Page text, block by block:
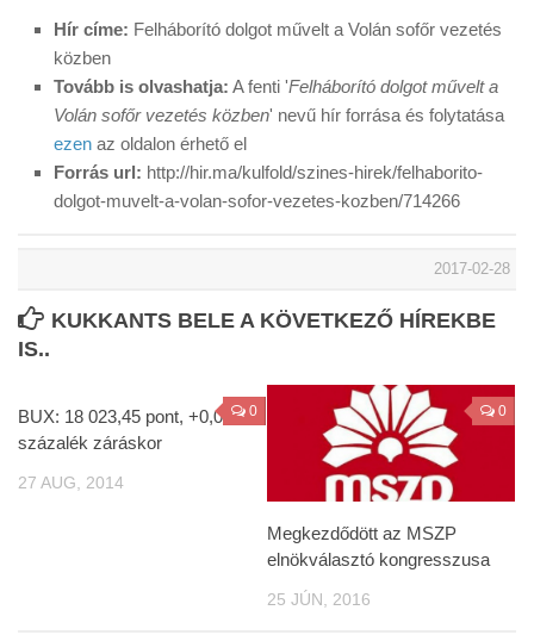
Hír címe: Felháborító dolgot művelt a Volán sofőr vezetés
közben
Tovább is olvashatja: A fenti 'Felháborító dolgot művelt a
Volán sofőr vezetés közben' nevű hír forrása és folytatása
ezen az oldalon érhető el
Forrás url: http://hir.ma/kulfold/szines-hirek/felhaborito-
dolgot-muvelt-a-volan-sofor-vezetes-kozben/714266
2017-02-28
KUKKANTS BELE A KÖVETKEZŐ HÍREKBE
IS..
0
BUX: 18 023,45 pont, +0,09
százalék záráskor
27 AUG, 2014
0
Megkezdődött az MSZP
elnökválasztó kongresszusa
25 JÚN, 2016